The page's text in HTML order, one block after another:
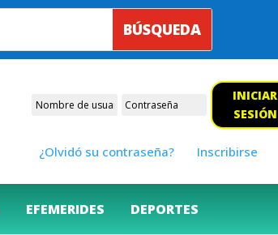
INICIAR
SESIÓN
¿Olvidó su contraseña? Inscribirse
EFEMERIDES DEPORTES